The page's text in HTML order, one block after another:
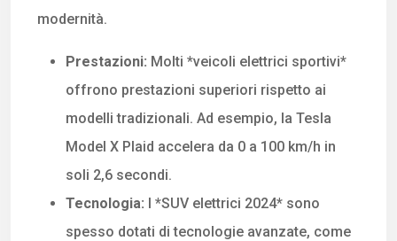
modernità.
Prestazioni: Molti *veicoli elettrici sportivi*
offrono prestazioni superiori rispetto ai
modelli tradizionali. Ad esempio, la Tesla
Model X Plaid accelera da 0 a 100 km/h in
soli 2,6 secondi.
Tecnologia: I *SUV elettrici 2024* sono
spesso dotati di tecnologie avanzate, come